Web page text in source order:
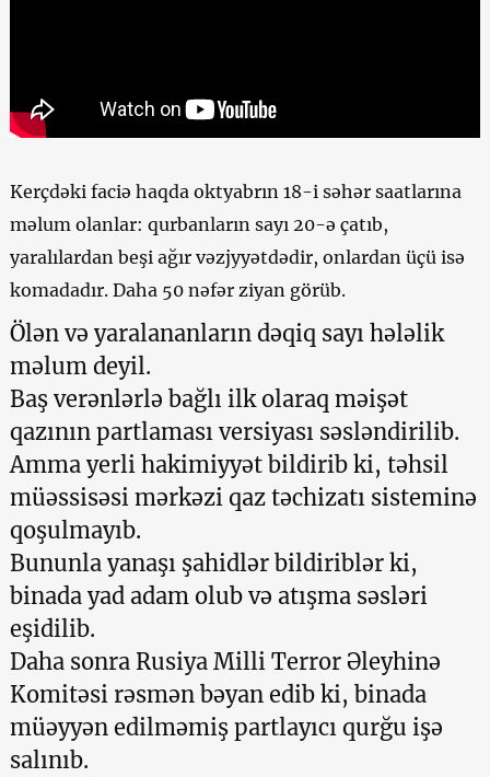
Kerçdəki faciə haqda oktyabrın 18-i səhər saatlarına
məlum olanlar: qurbanların sayı 20-ə çatıb,
yaralılardan beşi ağır vəzjyyətdədir, onlardan üçü isə
komadadır. Daha 50 nəfər ziyan görüb.
Ölən və yaralananların dəqiq sayı hələlik
məlum deyil.
Baş verənlərlə bağlı ilk olaraq məişət
qazının partlaması versiyası səsləndirilib.
Amma yerli hakimiyyət bildirib ki, təhsil
müəssisəsi mərkəzi qaz təchizatı sisteminə
qoşulmayıb.
Bununla yanaşı şahidlər bildiriblər ki,
binada yad adam olub və atışma səsləri
eşidilib.
Daha sonra Rusiya Milli Terror Əleyhinə
Komitəsi rəsmən bəyan edib ki, binada
müəyyən edilməmiş partlayıcı qurğu işə
salınıb.